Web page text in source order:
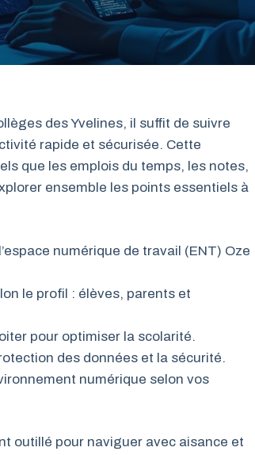
des Yvelines, il suffit de suivre
rapide et sécurisée. Cette
que les emplois du temps, les notes,
ensemble les points essentiels à
numérique de travail (ENT) Oze
le profil : élèves, parents et
pour optimiser la scolarité.
des données et la sécurité.
numérique selon vos
outillé pour naviguer avec aisance et